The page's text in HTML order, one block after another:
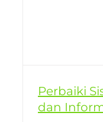
Perbaiki
dan